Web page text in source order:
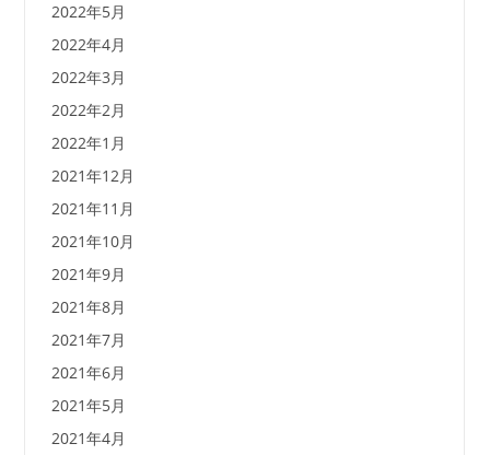
2022年5月
2022年4月
2022年3月
2022年2月
2022年1月
2021年12月
2021年11月
2021年10月
2021年9月
2021年8月
2021年7月
2021年6月
2021年5月
2021年4月